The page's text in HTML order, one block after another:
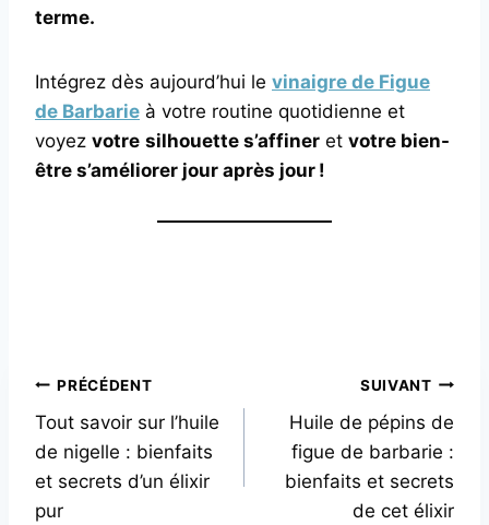
terme.
Intégrez dès aujourd’hui le vinaigre de Figue
de Barbarie à votre routine quotidienne et
voyez votre silhouette s’affiner et votre bien-
être s’améliorer jour après jour !
Navigation
de
l’article
PRÉCÉDENT
Tout savoir sur l’huile
de nigelle : bienfaits
et secrets d’un élixir
pur
SUIVANT
Huile de pépins de
figue de barbarie :
bienfaits et secrets
de cet élixir